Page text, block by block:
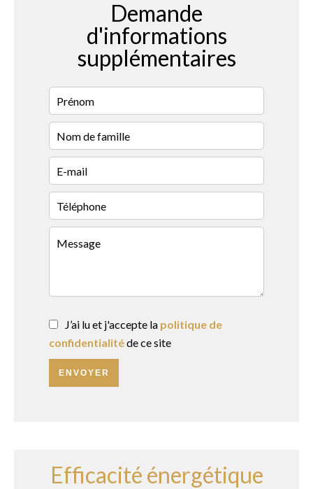
Demande
d'informations
supplémentaires
J’ai lu et j'accepte la politique de
confidentialitéde ce site
ENVOYER
Efficacité énergétique